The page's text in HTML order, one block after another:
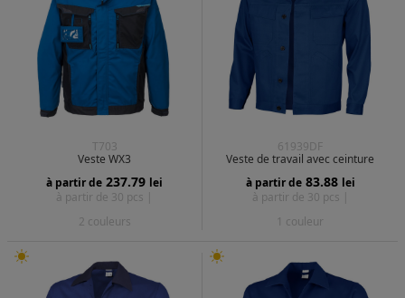
T703
Veste WX3
à partir de 237.79 lei
à partir de 30 pcs |
2 couleurs
61939DF
Veste de travail avec ceinture
à partir de 83.88 lei
à partir de 30 pcs |
1 couleur